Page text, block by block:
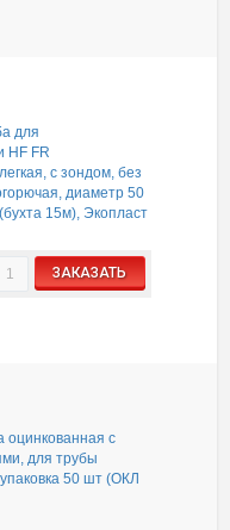
для
HF FR
с зондом, без
диаметр 50
15м), Экопласт
ЗАКАЗАТЬ
оцинкованная с
для трубы
50 шт (ОКЛ